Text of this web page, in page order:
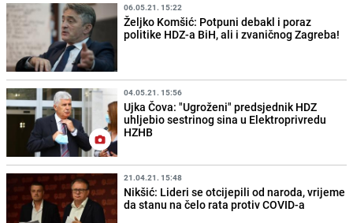
06.05.21. 15:22
Željko Komšić: Potpuni debakl i poraz
politike HDZ-a BiH, ali i zvaničnog Zagreba!
04.05.21. 15:56
Ujka Čova: "Ugroženi" predsjednik HDZ
uhljebio sestrinog sina u Elektroprivredu
HZHB
21.04.21. 15:48
Nikšić: Lideri se otcijepili od naroda, vrijeme
da stanu na čelo rata protiv COVID-a